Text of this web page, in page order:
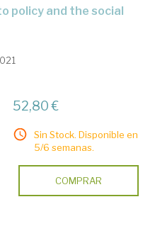
52,80 €
Sin Stock. Disponible en
5/6 semanas.
COMPRAR